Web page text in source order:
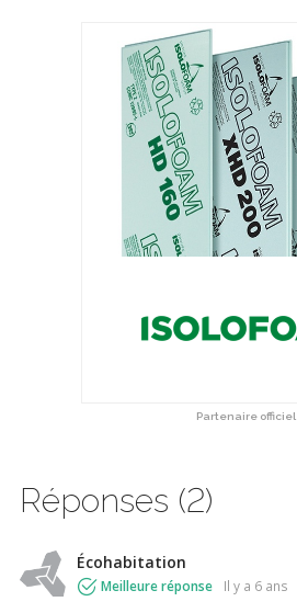
Partenaire officiel
Réponses (2)
Écohabitation
Meilleure réponse il y a 6 ans